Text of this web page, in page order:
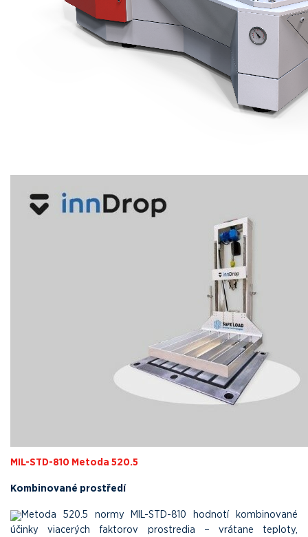
MIL-STD-810 Metoda 520.5
Kombinované prostředí
Metoda 520.5 normy MIL-STD-810 hodnotí kombinované
účinky viacerých faktorov prostredia – vrátane teploty,